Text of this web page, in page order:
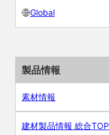
Global
製品情報
素材情報
建材製品情報 総合TOP